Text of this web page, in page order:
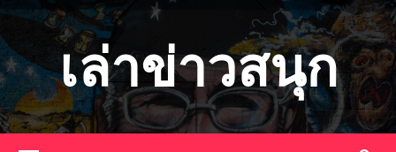
Skip
to
content
เล่าข่าวสนุก